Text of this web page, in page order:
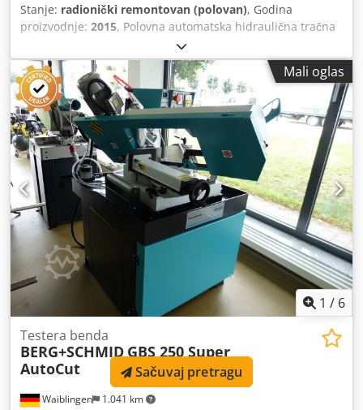
Stanje: radionički remontovan (polovan), Godina
proizvodnje: 2015, Polovna automatska hidraulična tračna
testera za metal MEP Shark 230 nc hs 5.0 Automatski pužni
transporter strugotine Dimenzija testere: 2950x27x0,9
Dsdpfjtva Nhsx Ai Rjkr Izbor brzine sečenja pomoću
invertera: 15-100 m/min Kapacitet: okruglo 230 mm,
kvadratno 230x230 mm Godina proizvođača: 2015
Mogućnost sečenja i u poluautomatskom režimu Mašina je
potpuno servisirana, zamenjeni su sledeći delovi: svi
ležajevi, reduktori, oba točka (remenička), pločice od tvrdog
metala u vođicama, glavno vratilo, pumpa za rashladnu
tečnost, dve čeljusti, cevi za rashladu, džojstik, ventilatori i
drugi potrošni delovi.
Mali oglas
1 / 6
Waiblingen 1.041 km
Testera benda
BERG+SCHMIDGBS 250 Super
AutoCut
Sačuvaj pretragu